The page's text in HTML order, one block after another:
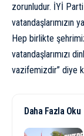
zorunludur. İYİ
vatandaşlarımızın
Hep birlikte
vatandaşlarımızı
vazifemizdir” diye
Daha Fazla Oku